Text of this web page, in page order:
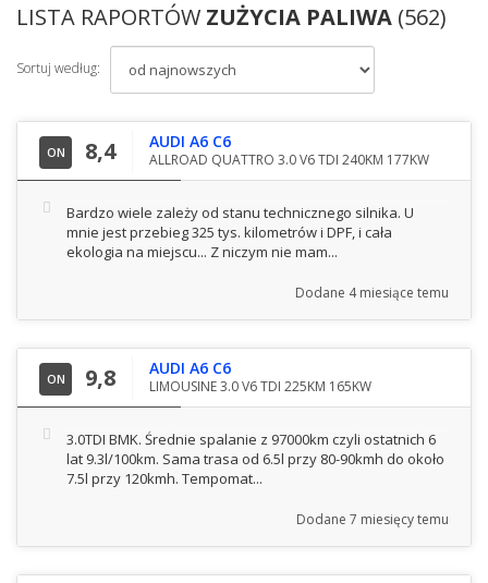
LISTA RAPORTÓW ZUŻYCIA PALIWA (562)
Sortuj według:
ON 8,4 AUDI A6 C6
ALLROAD QUATTRO 3.0 V6 TDI 240KM 177KW
Bardzo wiele zależy od stanu technicznego silnika. U
mnie jest przebieg 325 tys. kilometrów i DPF, i cała
ekologia na miejscu... Z niczym nie mam...
Dodane 4 miesiące temu
ON 9,8 AUDI A6 C6
LIMOUSINE 3.0 V6 TDI 225KM 165KW
3.0TDI BMK. Średnie spalanie z 97000km czyli ostatnich 6
lat 9.3l/100km. Sama trasa od 6.5l przy 80-90kmh do około
7.5l przy 120kmh. Tempomat...
Dodane 7 miesięcy temu